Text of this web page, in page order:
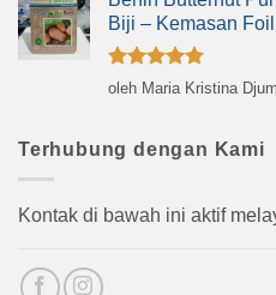
Biji – Kemasan Foil
Dinilai5
oleh Maria Kristina
Terhubung dengan Kami
Kontak di bawah ini aktif